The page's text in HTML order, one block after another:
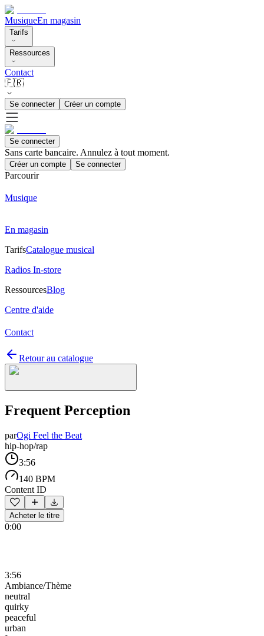
MusiqueEn magasin
Tarifs
Ressources
Contact
🇫🇷
Se connecter Créer un compte
Se connecter
Sans carte bancaire. Annulez à tout moment.
Créer un compte Se connecter
Parcourir
Musique
En magasin
TarifsCatalogue musical
Radios In-store
RessourcesBlog
Centre d'aide
Contact
Retour au catalogue
Frequent Perception
parOgi Feel the Beat
hip-hop/rap
3:56
140 BPM
Content ID
Acheter le titre
0:00
3:56
Ambiance/Thème
neutral
quirky
peaceful
urban